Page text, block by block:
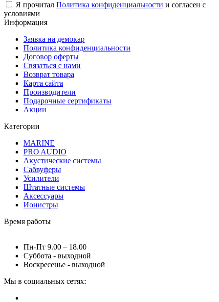
Я прочитал Политика конфиденциальности и согласен с
условиями
Информация
Заявка на демокар
Политика конфиденциальности
Договор оферты
Связаться с нами
Возврат товара
Карта сайта
Производители
Подарочные сертификаты
Акции
Категории
MARINE
PRO AUDIO
Акустические системы
Сабвуферы
Усилители
Штатные системы
Аксессуары
Ионистры
Время работы
Пн-Пт 9.00 – 18.00
Суббота - выходной
Воскресенье - выходной
Мы в социальных сетях: